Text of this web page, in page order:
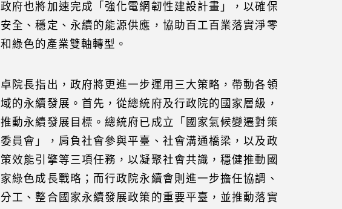
政府也將加速完成「強化電網韌性建設計畫」，以確保
安全、穩定、永續的能源供應，協助百工百業落實淨零
和綠色的產業雙軸轉型。
卓院長指出，政府將更進一步運用三大策略，帶動各領
域的永續發展。首先，從總統府及行政院的國家層級，
推動永續發展目標。總統府已成立「國家氣候變遷對策
委員會」，肩負社會參與平臺、社會溝通橋梁，以及政
策效能引擎等三項任務，以凝聚社會共識，穩健推動國
家綠色成長戰略；而行政院永續會則進一步擔任協調、
分工、整合國家永續發展政策的重要平臺，並推動落實